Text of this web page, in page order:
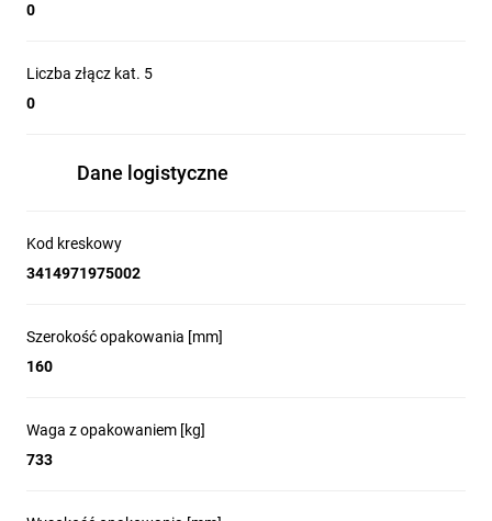
0
Liczba złącz kat. 5
0
Dane logistyczne
Kod kreskowy
3414971975002
Szerokość opakowania [mm]
160
Waga z opakowaniem [kg]
733